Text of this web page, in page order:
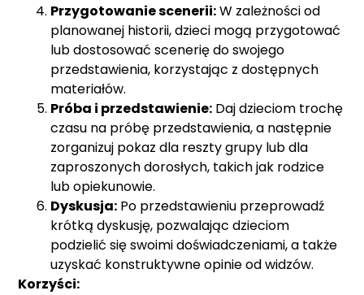
Przygotowanie scenerii:W zależności od
planowanej historii, dzieci mogą przygotować
lub dostosować scenerię do swojego
przedstawienia, korzystając z dostępnych
materiałów.
Próba i przedstawienie: Daj dzieciom trochę
czasu na próbę przedstawienia, a następnie
zorganizuj pokaz dla reszty grupy lub dla
zaproszonych dorosłych, takich jak rodzice
lub opiekunowie.
Dyskusja: Po przedstawieniu przeprowadź
krótką dyskusję, pozwalając dzieciom
podzielić się swoimi doświadczeniami, a także
uzyskać konstruktywne opinie od widzów.
Korzyści: